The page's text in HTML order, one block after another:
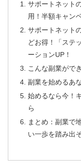
サポートネット
用！半額キャン
サポートネット
どお得！「ステ
ーションUP！
こんな副業がで
副業を始めるあ
始めるなら今！
ら
まとめ：副業で
い一歩を踏み出